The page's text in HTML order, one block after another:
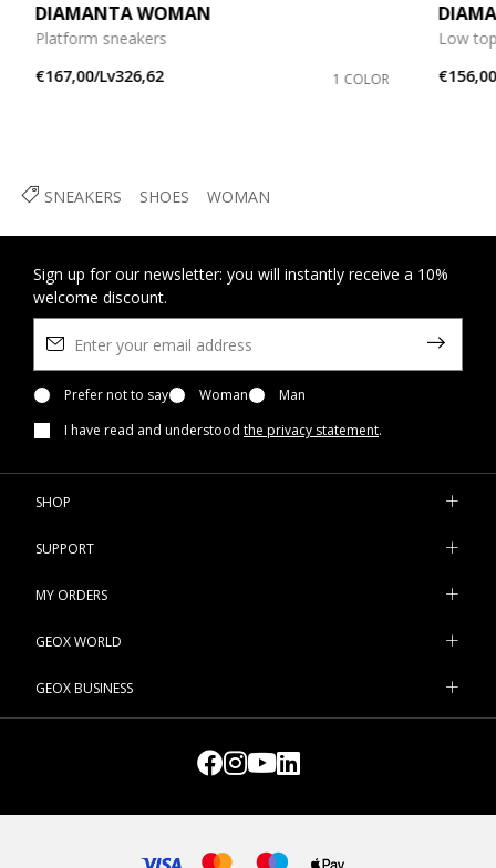
SNEAKERS SHOES WOMAN
DIAMANTA WOMAN
Platform sneakers
€167,00/Lv326,62
1 COLOR
Low
Sign up for our newsletter: you will instantly receive a 10%
welcome discount.
Prefer not to say Woman
Man
I have read and understood the privacy statement.
SHOP
SUPPORT
MY ORDERS
GEOX WORLD
GEOX BUSINESS